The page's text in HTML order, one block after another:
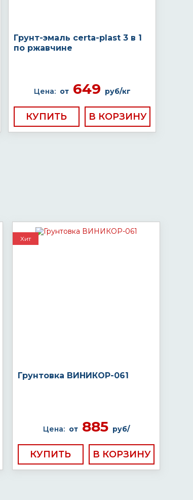
Грунт-эмаль certa-plast 3 в 1
по ржавчине
Цена: от649 руб/кг
КУПИТЬ
Хит
Грунтовка ВИНИКОР-061
Цена: от885 руб/
КУПИТЬ